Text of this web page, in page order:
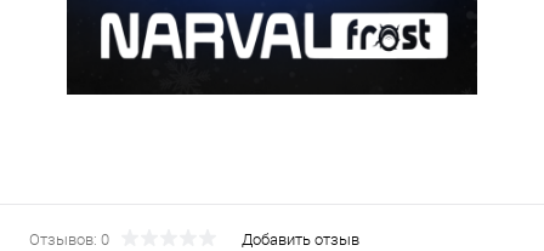
Отзывов: 0
Добавить отзыв